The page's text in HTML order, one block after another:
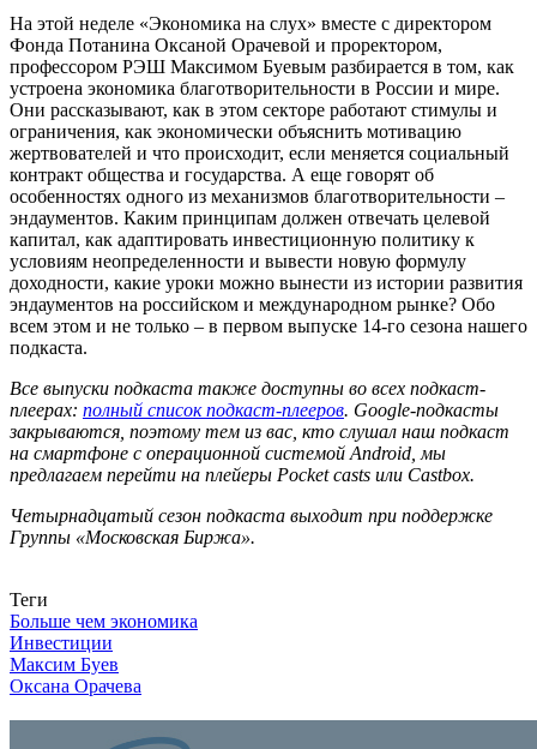
На этой неделе «Экономика на слух» вместе с директором
Фонда Потанина Оксаной Орачевой и проректором,
профессором РЭШ Максимом Буевым разбирается в том, как
устроена экономика благотворительности в России и мире.
Они рассказывают, как в этом секторе работают стимулы и
ограничения, как экономически объяснить мотивацию
жертвователей и что происходит, если меняется социальный
контракт общества и государства. А еще говорят об
особенностях одного из механизмов благотворительности –
эндаументов. Каким принципам должен отвечать целевой
капитал, как адаптировать инвестиционную политику к
условиям неопределенности и вывести новую формулу
доходности, какие уроки можно вынести из истории развития
эндаументов на российском и международном рынке? Обо
всем этом и не только – в первом выпуске 14-го сезона нашего
подкаста.
Все выпуски подкаста также доступны во всех подкаст-
плеерах: полный список подкаст-плееров. Google-подкасты
закрываются, поэтому тем из вас, кто слушал наш подкаст
на смартфоне с операционной системой Android, мы
предлагаем перейти на плейеры Pocket casts или Castbox.
Четырнадцатый сезон подкаста выходит при поддержке
Группы «Московская Биржа».
Теги
Больше чем экономика
Инвестиции
Максим Буев
Оксана Орачева